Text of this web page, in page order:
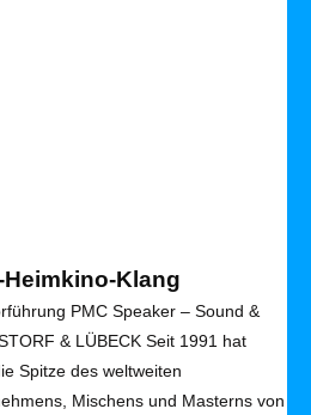
Heimkino-Klang
PMC Speaker – Sound &
& LÜBECK Seit 1991 hat
Spitze des weltweiten
Mischens und Masterns von